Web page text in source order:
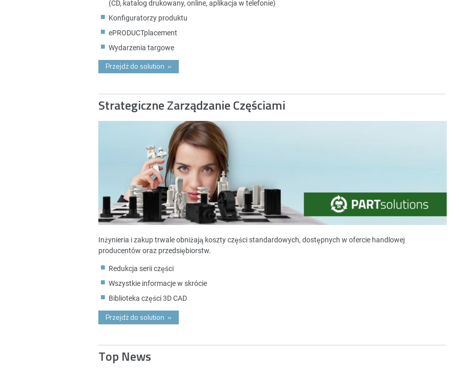
(CD, katalog drukowany, online, aplikacja w telefonie)
Konfiguratorzy produktu
ePRODUCTplacement
Wydarzenia targowe
Przejdż do solution »
Strategiczne Zarządzanie Częściami
Inżynieria i zakup trwale obniżają koszty części standardowych, dostępnych w ofercie handlowej
producentów oraz przedsiębiorstw.
Redukcja serii części
Wszystkie informacje w skrócie
Biblioteka części 3D CAD
Przejdż do solution »
Top News